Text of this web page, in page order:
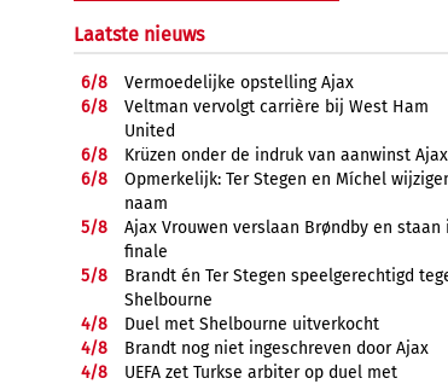
Laatste nieuws
6/8
Vermoedelijke opstelling Ajax
6/8
Veltman vervolgt carrière bij West Ham
United
6/8
Krüzen onder de indruk van aanwinst Ajax
6/8
Opmerkelijk: Ter Stegen en Míchel
naam
5/8
Ajax Vrouwen verslaan Brøndby en staan
finale
5/8
Brandt én Ter Stegen speelgerechtigd
Shelbourne
4/8
Duel met Shelbourne uitverkocht
4/8
Brandt nog niet ingeschreven door Ajax
4/8
UEFA zet Turkse arbiter op duel met